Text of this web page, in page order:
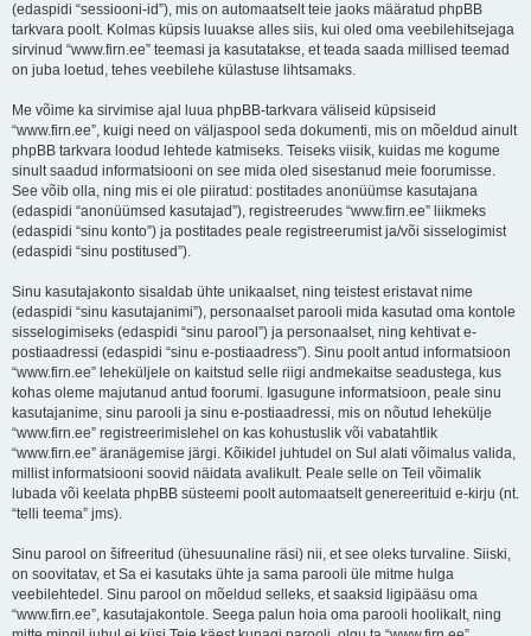
(edaspidi “sessiooni-id”), mis on automaatselt teie jaoks määratud phpBB
tarkvara poolt. Kolmas küpsis luuakse alles siis, kui oled oma veebilehitsejaga
sirvinud “www.firn.ee” teemasi ja kasutatakse, et teada saada millised teemad
on juba loetud, tehes veebilehe külastuse lihtsamaks.
Me võime ka sirvimise ajal luua phpBB-tarkvara väliseid küpsiseid
“www.firn.ee”, kuigi need on väljaspool seda dokumenti, mis on mõeldud ainult
phpBB tarkvara loodud lehtede katmiseks. Teiseks viisik, kuidas me kogume
sinult saadud informatsiooni on see mida oled sisestanud meie foorumisse.
See võib olla, ning mis ei ole piiratud: postitades anonüümse kasutajana
(edaspidi “anonüümsed kasutajad”), registreerudes “www.firn.ee” liikmeks
(edaspidi “sinu konto”) ja postitades peale registreerumist ja/või sisselogimist
(edaspidi “sinu postitused”).
Sinu kasutajakonto sisaldab ühte unikaalset, ning teistest eristavat nime
(edaspidi “sinu kasutajanimi”), personaalset parooli mida kasutad oma kontole
sisselogimiseks (edaspidi “sinu parool”) ja personaalset, ning kehtivat e-
postiaadressi (edaspidi “sinu e-postiaadress”). Sinu poolt antud informatsioon
“www.firn.ee” leheküljele on kaitstud selle riigi andmekaitse seadustega, kus
kohas oleme majutanud antud foorumi. Igasugune informatsioon, peale sinu
kasutajanime, sinu parooli ja sinu e-postiaadressi, mis on nõutud lehekülje
“www.firn.ee” registreerimislehel on kas kohustuslik või vabatahtlik
“www.firn.ee” äranägemise järgi. Kõikidel juhtudel on Sul alati võimalus valida,
millist informatsiooni soovid näidata avalikult. Peale selle on Teil võimalik
lubada või keelata phpBB süsteemi poolt automaatselt genereerituid e-kirju (nt.
“telli teema” jms).
Sinu parool on šifreeritud (ühesuunaline räsi) nii, et see oleks turvaline. Siiski,
on soovitatav, et Sa ei kasutaks ühte ja sama parooli üle mitme hulga
veebilehtedel. Sinu parool on mõeldud selleks, et saaksid ligipääsu oma
“www.firn.ee”, kasutajakontole. Seega palun hoia oma parooli hoolikalt, ning